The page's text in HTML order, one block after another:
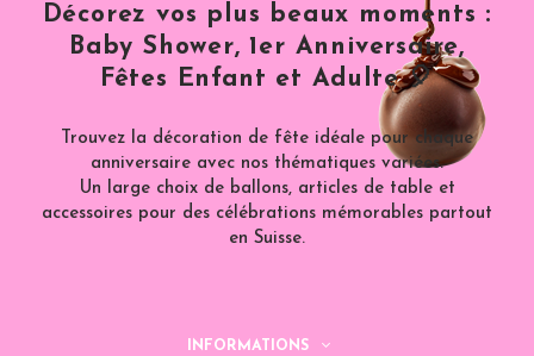
Décorez vos plus beaux moments :
Baby Shower, 1er Anniversaire,
Fêtes Enfant et Adulte 🎈
Trouvez la décoration de fête idéale pour chaque
anniversaire avec nos thématiques variées.
Un large choix de ballons, articles de table et
accessoires pour des célébrations mémorables partout
en Suisse.
INFORMATIONS